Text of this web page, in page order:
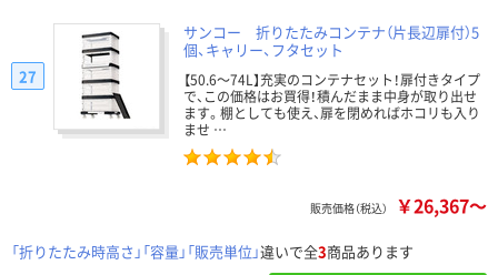
サンコー 折りたたみコンテナ（片長辺扉付）5
個、キャリー、フタセット
【50.6～74L】充実のコンテナセット！扉付きタイプ
で、この価格はお買得！積んだまま中身が取り出せ
ます。棚としても使え、扉を閉めればホコリも入り
ませ …
27
販売価格（税込） ￥26,367～
「折りたたみ時高さ」「容量」「販売単位」違いで全3商品あります